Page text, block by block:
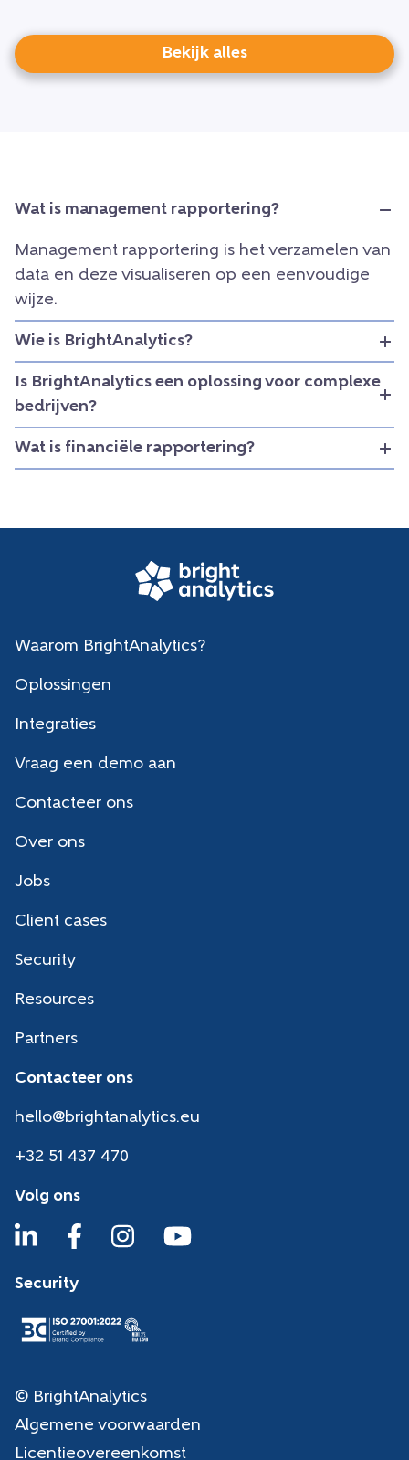
Bekijk alles
Wat is management rapportering?
Management rapportering is het verzamelen van
data en deze visualiseren op een eenvoudige
wijze.
Wie is BrightAnalytics?
Is BrightAnalytics een oplossing voor complexe
bedrijven?
Wat is financiële rapportering?
Waarom BrightAnalytics?
Oplossingen
Integraties
Vraag een demo aan
Contacteer ons
Over ons
Jobs
Client cases
Security
Resources
Partners
Contacteer ons
hello@brightanalytics.eu
+32 51 437 470
Volg ons
Security
© BrightAnalytics
Algemene voorwaarden
Licentieovereenkomst